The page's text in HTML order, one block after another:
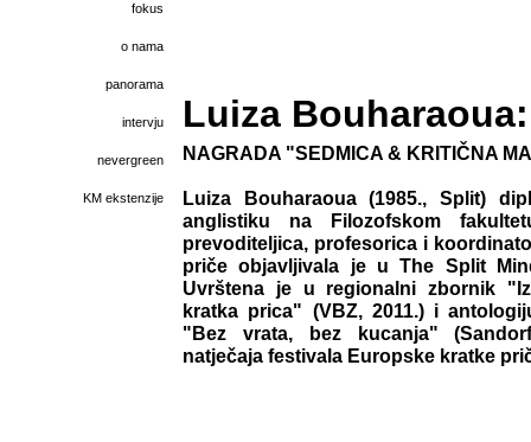
fokus
o nama
panorama
intervju
nevergreen
KM ekstenzije
Luiza
NAGRADA "SEDMICA & KRITIČNA
Luiza Bouharaoua (1985., Split)
anglistiku na Filozofskom
prevoditeljica, profesorica i
priče objavljivala je u The Split
Uvrštena je u regionalni zbornik
kratka prica" (VBZ, 2011.) i
"Bez vrata, bez kucanja"
natječaja festivala Europske kratke